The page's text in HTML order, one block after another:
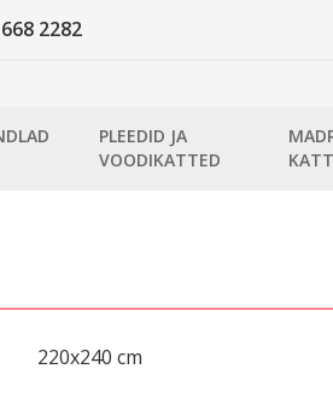
2282
PLEEDID JA
VOODIKATTED
220x240 cm